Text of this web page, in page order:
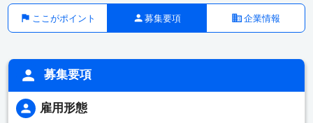
ここがポイント 募集要項 企業情報
募集要項
雇用形態